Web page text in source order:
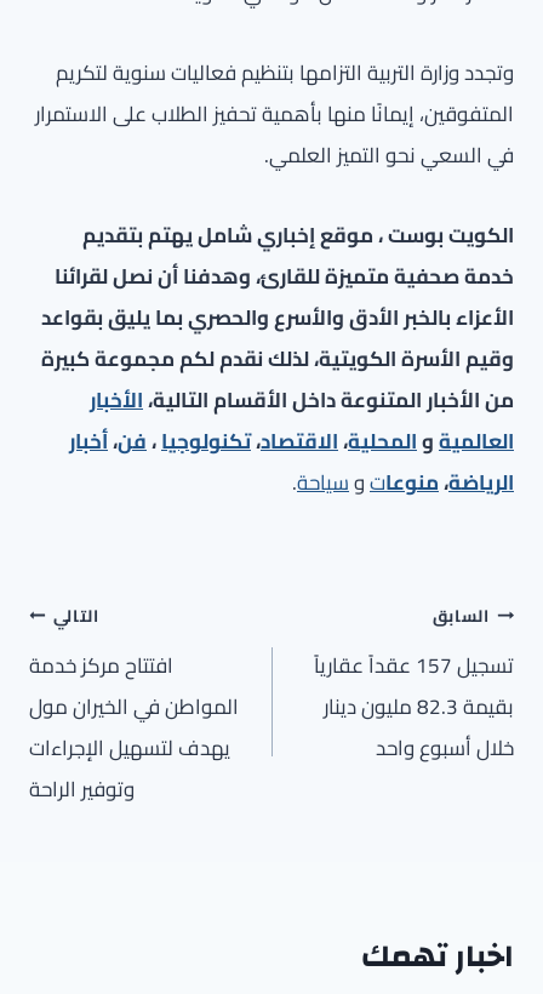
وتجدد وزارة التربية التزامها بتنظيم فعاليات سنوية لتكريم
المتفوقين، إيمانًا منها بأهمية تحفيز الطلاب على الاستمرار
في السعي نحو التميز العلمي.
الكويت بوست ، موقع إخباري شامل يهتم بتقديم
خدمة صحفية متميزة للقارئ، وهدفنا أن نصل لقرائنا
الأعزاء بالخبر الأدق والأسرع والحصري بما يليق بقواعد
وقيم الأسرة الكويتية، لذلك نقدم لكم مجموعة كبيرة
من الأخبار المتنوعة داخل الأقسام التالية،الأخبار
العالميةوالمحلية،الاقتصاد،تكنولوجيا،فن،أخبار
الرياضة،منوعاتوسياحة.
تصفّح
المقالات
السابق
تسجيل 157 عقداً عقارياً
بقيمة 82.3 مليون دينار
خلال أسبوع واحد
التالي
افتتاح مركز خدمة
المواطن في الخيران مول
يهدف لتسهيل الإجراءات
وتوفير الراحة
اخبار تهمك